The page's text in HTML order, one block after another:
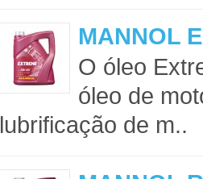
MANNOL
O óleo
óleo de
lubrificação de m..